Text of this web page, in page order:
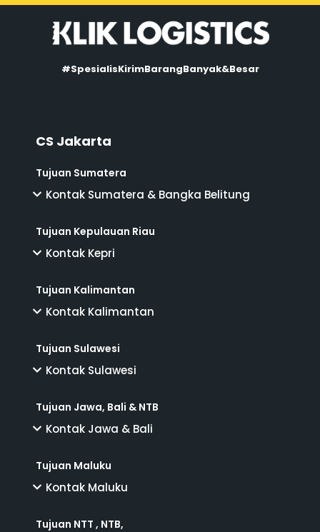
#SpesialisKirimBarangBanyak&Besar
CS Jakarta
Tujuan Sumatera
Kontak Sumatera & Bangka Belitung
Tujuan Kepulauan Riau
Kontak Kepri
Tujuan Kalimantan
Kontak Kalimantan
Tujuan Sulawesi
Kontak Sulawesi
Tujuan Jawa, Bali & NTB
Kontak Jawa & Bali
Tujuan Maluku
Kontak Maluku
Tujuan NTT , NTB,